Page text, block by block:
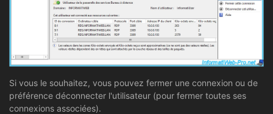
Si vous le souhaitez, vous pouvez fermer une connexion ou de
préférence déconnecter l'utilisateur (pour fermer toutes ses
connexions associées).